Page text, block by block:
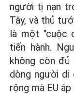
người tị nạn
Tây, và thủ
là một "cuộc
tiến hành.
không còn đủ
dòng người
rộng mà EU